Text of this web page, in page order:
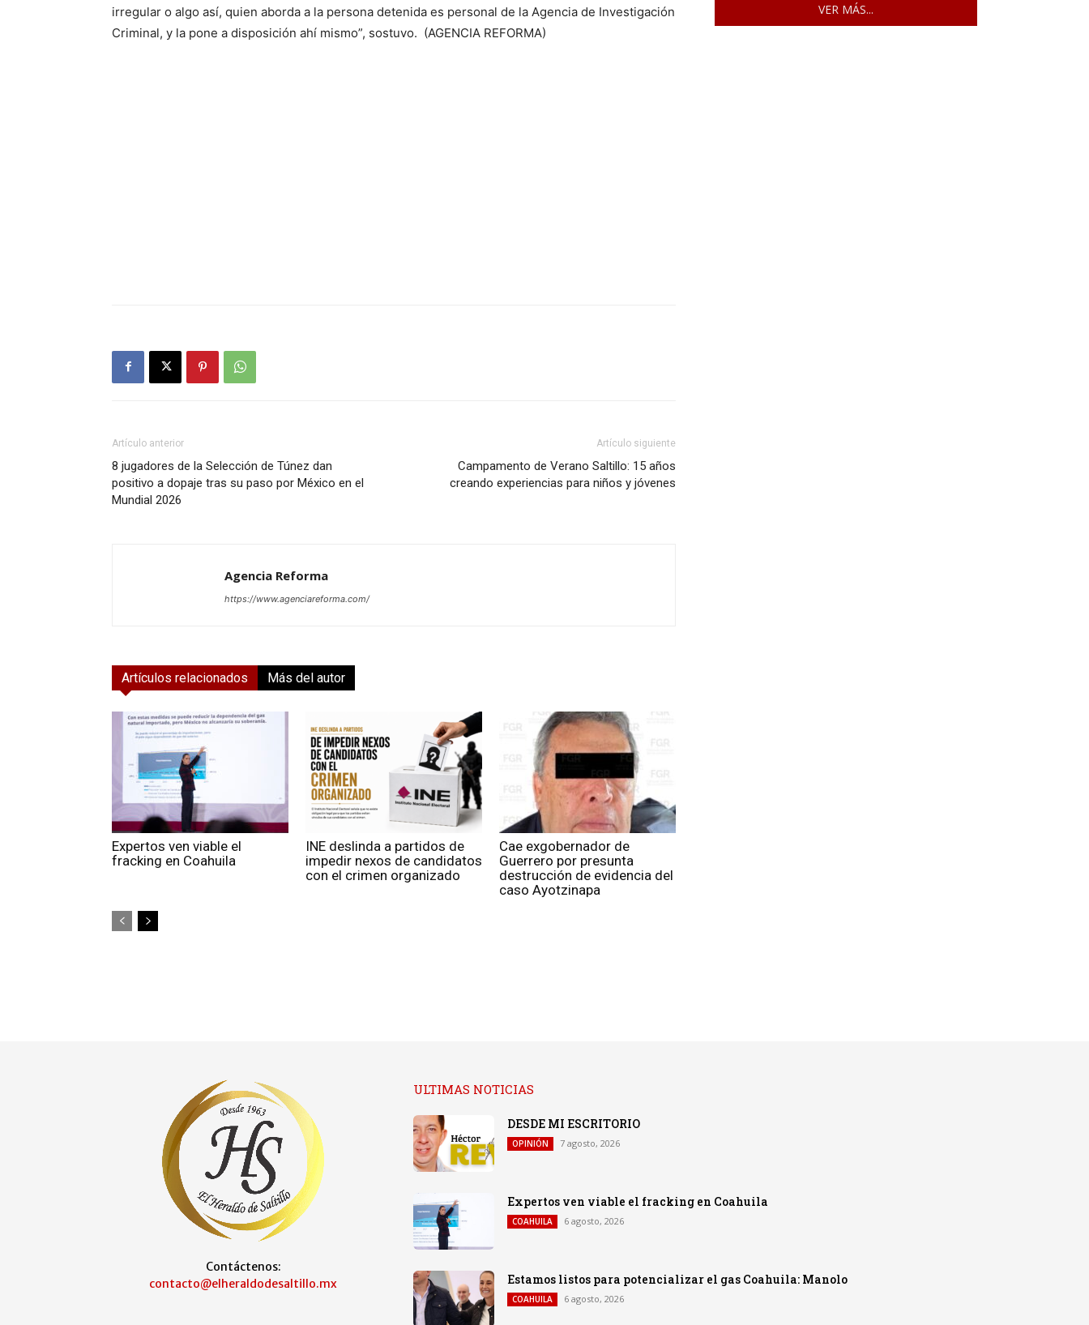
irregular o algo así, quien aborda a la persona detenida es personal de la Agencia de Investigación
Criminal, y la pone a disposición ahí mismo”, sostuvo. (AGENCIA REFORMA)
Artículo anterior
8 jugadores de la Selección de Túnez dan
positivo a dopaje tras su paso por México en el
Mundial 2026
Artículo siguiente
Campamento de Verano Saltillo: 15 años
creando experiencias para niños y jóvenes
Agencia Reforma
https://www.agenciareforma.com/
Artículos relacionados Más del autor
Expertos ven viable el
fracking en Coahuila
INE deslinda a partidos de
impedir nexos de candidatos
con el crimen organizado
Cae exgobernador de
Guerrero por presunta
destrucción de evidencia del
caso Ayotzinapa
VER MÁS...
Contáctenos:
contacto@elheraldodesaltillo.mx
ULTIMAS NOTICIAS
DESDE MI ESCRITORIO
OPINIÓN 7 agosto, 2026
Expertos ven viable el fracking en Coahuila
COAHUILA 6 agosto, 2026
Estamos listos para potencializar el gas Coahuila: Manolo
COAHUILA 6 agosto, 2026